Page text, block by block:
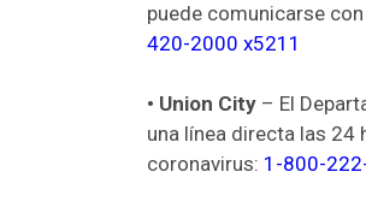
puede comunicarse
420-2000 x5211
• Union City – El
una línea directa las 24
coronavirus: 1-800-